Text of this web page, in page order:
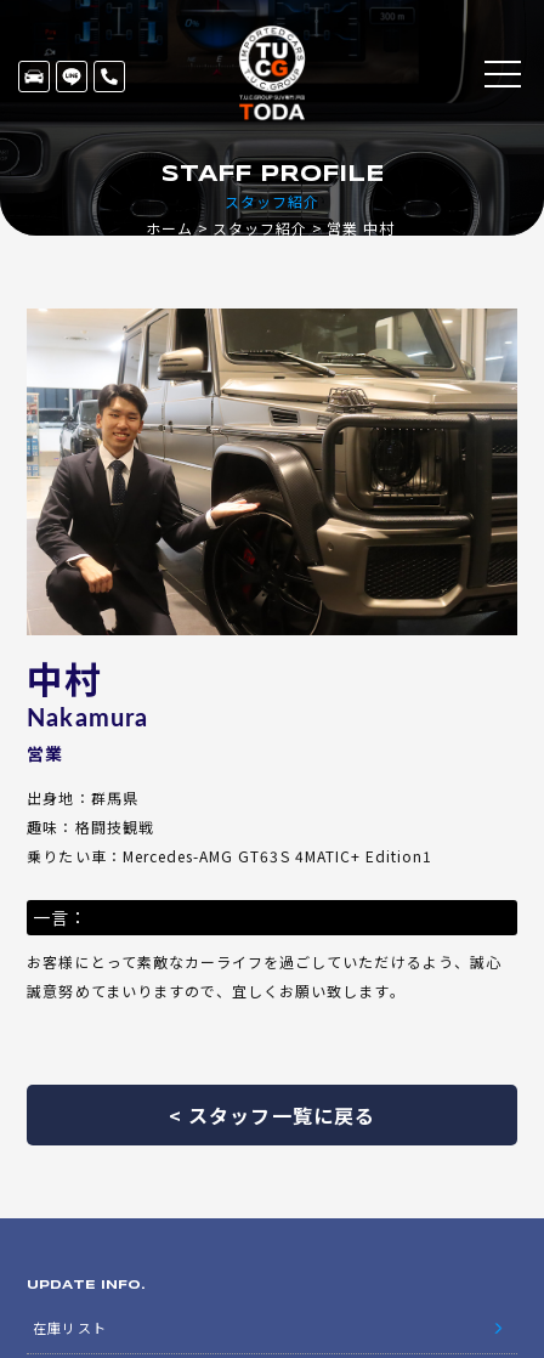
スタッフ紹介
STAFF PROFILE
ホーム スタッフ紹介 営業 中村
中村
Nakamura
営業
出身地：群馬県
趣味：格闘技観戦
乗りたい車：Mercedes-AMG GT63S 4MATIC+ Edition1
一言：
お客様にとって素敵なカーライフを過ごしていただけるよう、誠心
誠意努めてまいりますので、宜しくお願い致します。
< スタッフ一覧に戻る
UPDATE INFO.
在庫リスト